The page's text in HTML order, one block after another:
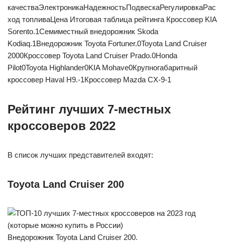
качестваЭлектроникаНадежностьПодвескаРегулировкаРас
ход топливаЦена Итоговая таблица рейтинга Кроссовер KIA
Sorento.1Семиместный внедорожник Skoda
Kodiaq.1Внедорожник Toyota Fortuner.0Toyota Land Cruiser
2000Кроссовер Toyota Land Cruiser Prado.0Honda
Pilot0Toyota Highlander0KIA Mohave0Крупногабаритный
кроссовер Haval H9.-1Кроссовер Mazda CX-9-1
Рейтинг лучших 7-местных
кроссоверов 2022
В список лучших представителей входят:
Toyota Land Cruiser 200
Внедорожник Toyota Land Cruiser 200.